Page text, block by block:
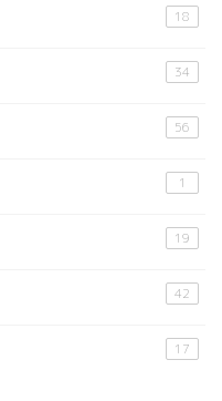
18
34
56
1
19
42
17